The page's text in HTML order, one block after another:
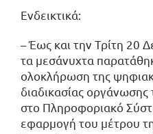
Ενδεικτικά:
– Έως και την Τρίτη 20
τα μεσάνυχτα
ολοκλήρωση της
διαδικασίας
στο Πληροφοριακό
εφαρμογή του μέτρου